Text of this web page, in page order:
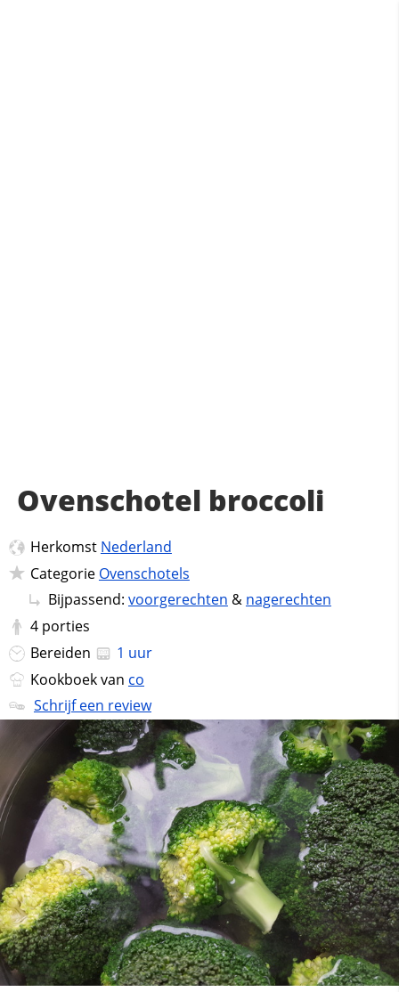
Ovenschotel broccoli
Herkomst Nederland
Categorie Ovenschotels
Bijpassend: voorgerechten & nagerechten
4 porties
Bereiden
1 uur
Kookboek van co
Schrijf een review